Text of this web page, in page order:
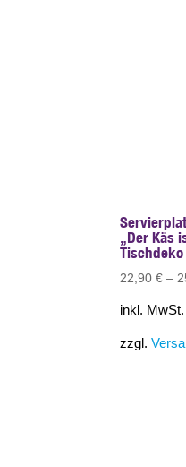
„Der Käs
Tischdeko
22,90€ –
inkl. MwSt.
zzgl.